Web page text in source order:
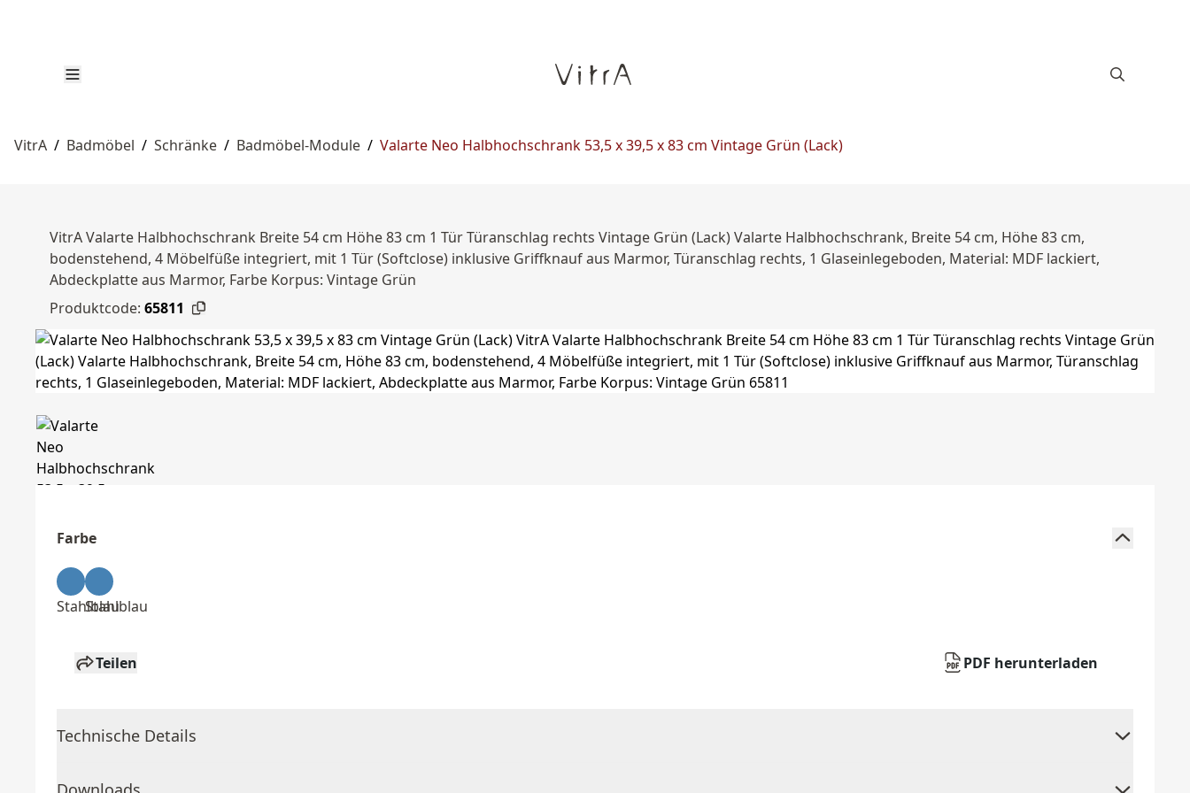
VitrA / Badmöbel / Schränke / Badmöbel-Module / Valarte Neo Halbhochschrank 53,5 x 39,5 x 83 cm Vintage Grün (Lack)
VitrA Valarte Halbhochschrank Breite 54 cm Höhe 83 cm 1 Tür Türanschlag rechts Vintage Grün (Lack) Valarte Halbhochschrank, Breite 54 cm, Höhe 83 cm,
bodenstehend, 4 Möbelfüße integriert, mit 1 Tür (Softclose) inklusive Griffknauf aus Marmor, Türanschlag rechts, 1 Glaseinlegeboden, Material: MDF lackiert,
Abdeckplatte aus Marmor, Farbe Korpus: Vintage Grün
Produktcode: 65811
Farbe
Stahlblau
Stahlblau
Teilen PDF herunterladen
Technische Details